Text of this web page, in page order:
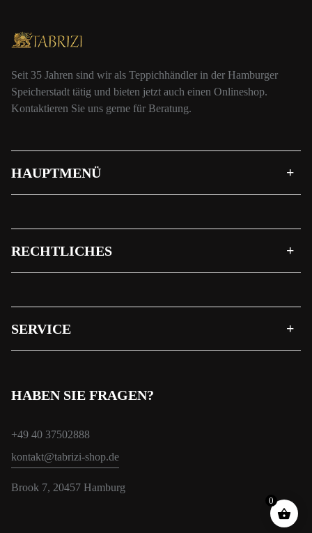
Seit 35 Jahren sind wir als Teppichhändler in der Hamburger
Speicherstadt tätig und bieten jetzt auch einen Onlineshop.
Kontaktieren Sie uns gerne für Beratung.
HAUPTMENÜ
RECHTLICHES
SERVICE
HABEN SIE FRAGEN?
+49 40 37502888
kontakt@tabrizi-shop.de
Brook 7, 20457 Hamburg
0